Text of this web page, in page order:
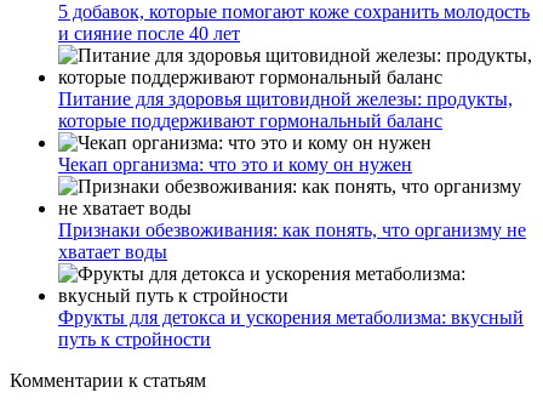
5 добавок, которые помогают коже сохранить молодость
и сияние после 40 лет
Питание для здоровья щитовидной железы: продукты,
которые поддерживают гормональный баланс
Чекап организма: что это и кому он нужен
Признаки обезвоживания: как понять, что организму не
хватает воды
Фрукты для детокса и ускорения метаболизма: вкусный
путь к стройности
Комментарии к статьям